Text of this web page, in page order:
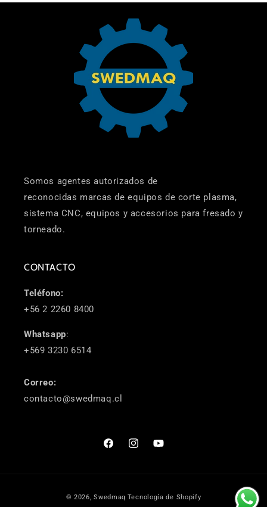
Somos agentes autorizados de
reconocidas marcas de equipos de corte plasma,
sistema CNC, equipos y accesorios para fresado y
torneado.
CONTACTO
Teléfono:
+56 2 2260 8400
Whatsapp:
+569 3230 6514
Correo:
contacto@swedmaq.cl
FacebookInstagramYouTube
© 2026,Swedmaq Tecnología de Shopify